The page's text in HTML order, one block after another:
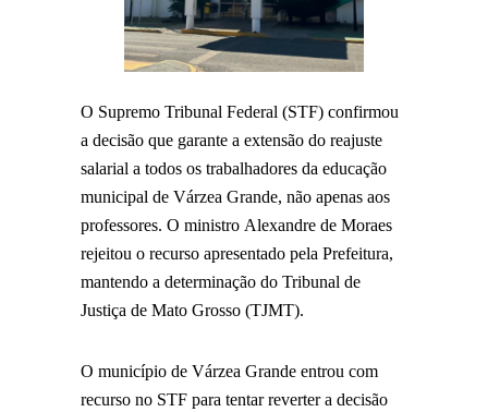
O Supremo Tribunal Federal (STF) confirmou
a decisão que garante a extensão do reajuste
salarial a todos os trabalhadores da educação
municipal de Várzea Grande, não apenas aos
professores. O ministro Alexandre de Moraes
rejeitou o recurso apresentado pela Prefeitura,
mantendo a determinação do Tribunal de
Justiça de Mato Grosso (TJMT).
O município de Várzea Grande entrou com
recurso no STF para tentar reverter a decisão